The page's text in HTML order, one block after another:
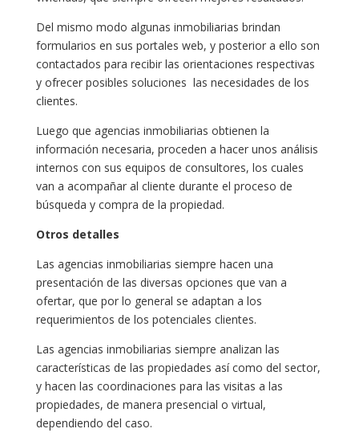
Del mismo modo algunas inmobiliarias brindan
formularios en sus portales web, y posterior a ello son
contactados para recibir las orientaciones respectivas
y ofrecer posibles soluciones las necesidades de los
clientes.
Luego que agencias inmobiliarias obtienen la
información necesaria, proceden a hacer unos análisis
internos con sus equipos de consultores, los cuales
van a acompañar al cliente durante el proceso de
búsqueda y compra de la propiedad.
Otros detalles
Las agencias inmobiliarias siempre hacen una
presentación de las diversas opciones que van a
ofertar, que por lo general se adaptan a los
requerimientos de los potenciales clientes.
Las agencias inmobiliarias siempre analizan las
características de las propiedades así como del sector,
y hacen las coordinaciones para las visitas a las
propiedades, de manera presencial o virtual,
dependiendo del caso.